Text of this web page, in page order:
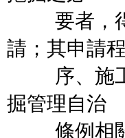
要者，得
請；其申請程
序、施工
掘管理自治
條例相關